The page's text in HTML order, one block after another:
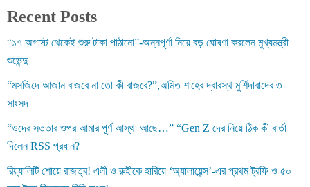
Recent Posts
“১৭ অগাস্ট থেকেই শুরু টাকা পাঠানো”-অন্নপূর্ণা নিয়ে বড় ঘোষণা করলেন মুখ্যমন্ত্রী
শুভেন্দু
“মসজিদে আজান বাজবে না তো কী বাজবে?”,অমিত শাহের দ্বারস্থ মুর্শিদাবাদের ৩
সাংসদ
“ওদের সততার ওপর আমার পূর্ণ আস্থা আছে…” “Gen Z দের নিয়ে ঠিক কী বার্তা
দিলেন RSS প্রধান?
রিয়্যালিটি শোয়ে রাজত্ব! এলী ও রুহীকে হারিয়ে ‘অ্যালায়েন্স’-এর প্রথম ট্রফি ও ৫০